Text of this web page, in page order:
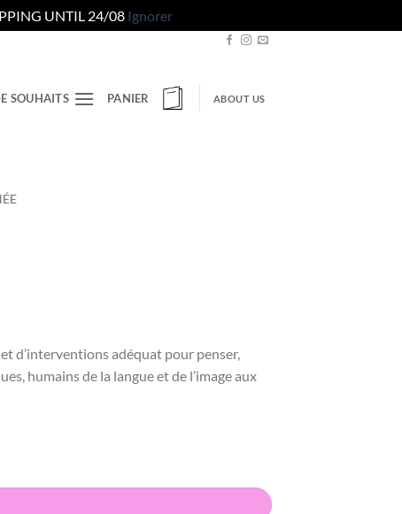
UNTIL 24/08 Ignorer
SOUHAITS PANIER ABOUT US
d’interventions adéquat pour penser,
humains de la langue et de l’image aux